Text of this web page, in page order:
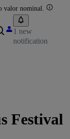
valor nominal.
1 new
notification
Festival